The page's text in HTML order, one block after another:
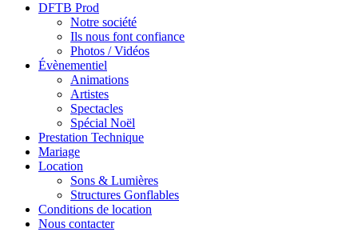
DFTB Prod
Notre société
Ils nous font confiance
Photos / Vidéos
Évènementiel
Animations
Artistes
Spectacles
Spécial Noël
Prestation Technique
Mariage
Location
Sons & Lumières
Structures Gonflables
Conditions de location
Nous contacter